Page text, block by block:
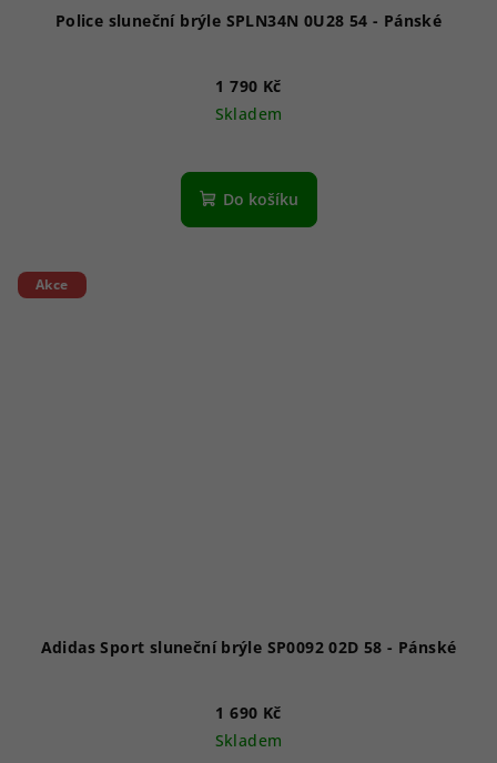
Police sluneční brýle SPLN34N 0U28 54 - Pánské
1 790 Kč
Skladem
Do košíku
Akce
Adidas Sport sluneční brýle SP0092 02D 58 - Pánské
1 690 Kč
Skladem